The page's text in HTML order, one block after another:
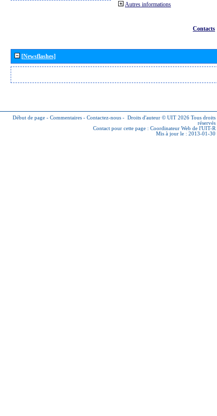
Autres informations
Contacts
[Newsflashes]
Début de page - Commentaires - Contactez-nous - Droits d'auteur © UIT 2026 Tous droits
réservés
Contact pour cette page : Coordinateur Web de l'UIT-R
Mis à jour le : 2013-01-30